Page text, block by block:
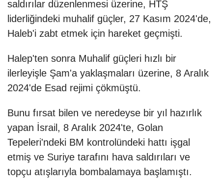
saldırılar düzenlenmesi üzerine, HTŞ
liderliğindeki muhalif güçler, 27 Kasım 2024'de,
Haleb'i zabt etmek için hareket geçmişti.
Halep'ten sonra Muhalif güçleri hızlı bir
ilerleyişle Şam'a yaklaşmaları üzerine, 8 Aralık
2024'de Esad rejimi çökmüştü.
Bunu fırsat bilen ve neredeyse bir yıl hazırlık
yapan İsrail, 8 Aralık 2024'te, Golan
Tepeleri'ndeki BM kontrolündeki hattı işgal
etmiş ve Suriye tarafını hava saldırıları ve
topçu atışlarıyla bombalamaya başlamıştı.